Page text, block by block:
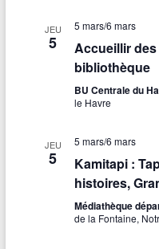
JEU
5
5 mars/6 mars
Accueillir
bibliothèque
BU Centrale du
le Havre
JEU
5
5 mars/6 mars
Kamitapi :
histoires,
Médiathèque
de la Fontaine,